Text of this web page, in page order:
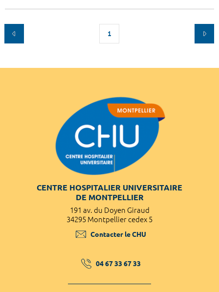
1
CENTRE HOSPITALIER UNIVERSITAIRE
DE MONTPELLIER
191 av. du Doyen Giraud
34295 Montpellier cedex 5
Contacter le CHU
04 67 33 67 33